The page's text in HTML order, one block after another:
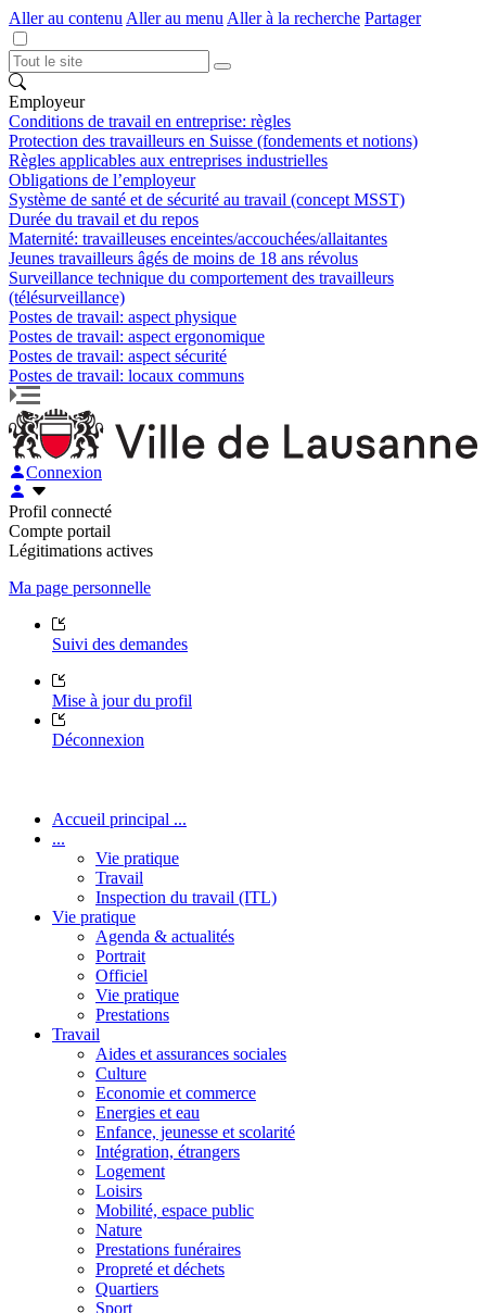
Aller au contenu Aller au menu Aller à la recherche Partager
Employeur
Conditions de travail en entreprise: règles
Protection des travailleurs en Suisse (fondements et notions)
Règles applicables aux entreprises industrielles
Obligations de l’employeur
Système de santé et de sécurité au travail (concept MSST)
Durée du travail et du repos
Maternité: travailleuses enceintes/accouchées/allaitantes
Jeunes travailleurs âgés de moins de 18 ans révolus
Surveillance technique du comportement des travailleurs
(télésurveillance)
Postes de travail: aspect physique
Postes de travail: aspect ergonomique
Postes de travail: aspect sécurité
Postes de travail: locaux communs
Connexion
Profil connecté
Compte portail
Légitimations actives
Ma page personnelle
Suivi des demandes
Mise à jour du profil
Déconnexion
Accueil principal ...
...
Vie pratique
Travail
Inspection du travail (ITL)
Vie pratique
Agenda & actualités
Portrait
Officiel
Vie pratique
Prestations
Travail
Aides et assurances sociales
Culture
Economie et commerce
Energies et eau
Enfance, jeunesse et scolarité
Intégration, étrangers
Logement
Loisirs
Mobilité, espace public
Nature
Prestations funéraires
Propreté et déchets
Quartiers
Sport